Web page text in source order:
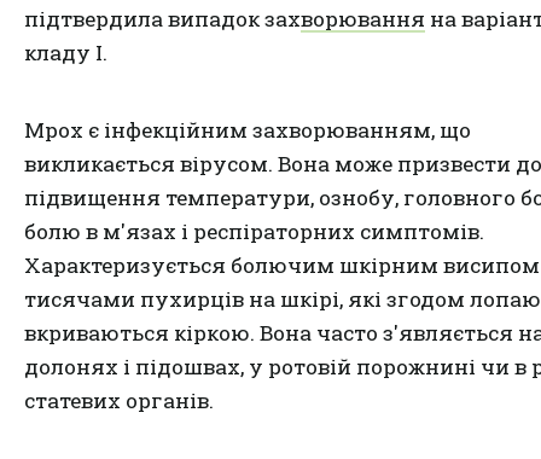
підтвердила випадок захворювання на
кладу I.
Mpox є інфекційним захворюванням, що
викликається вірусом. Вона може призвести до
підвищення температури, ознобу, головного
болю в м'язах і респіраторних симптомів.
Характеризується болючим шкірним висипом
тисячами пухирців на шкірі, які згодом
вкриваються кіркою. Вона часто з'являється
долонях і підошвах, у ротовій порожнині чи в
статевих органів.